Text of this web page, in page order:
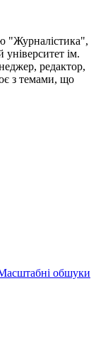
"Журналістика",
університет ім.
редактор,
з темами, що
обшуки